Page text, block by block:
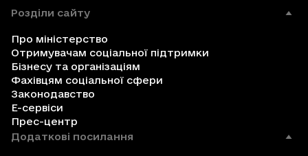
Розділи сайту
Про міністерство
Отримувачам соціальної підтримки
Бізнесу та організаціям
Фахівцям соціальної сфери
Законодавство
Е-сервіси
Прес-центр
Додаткові посилання